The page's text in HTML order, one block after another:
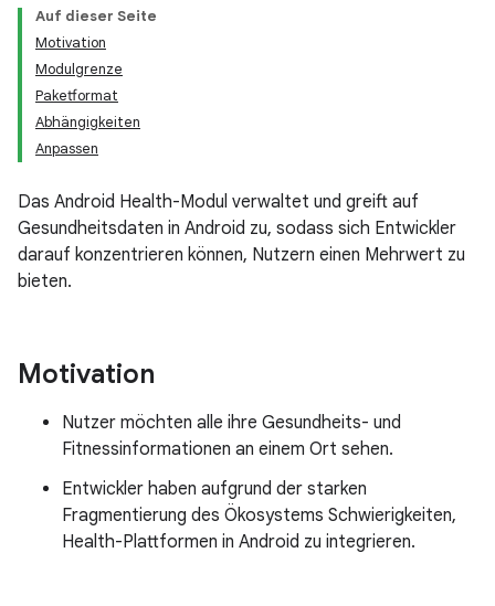
Auf dieser Seite
Motivation
Modulgrenze
Paketformat
Abhängigkeiten
Anpassen
Das Android Health-Modul verwaltet und greift auf
Gesundheitsdaten in Android zu, sodass sich Entwickler
darauf konzentrieren können, Nutzern einen Mehrwert zu
bieten.
Motivation
Nutzer möchten alle ihre Gesundheits- und
Fitnessinformationen an einem Ort sehen.
Entwickler haben aufgrund der starken
Fragmentierung des Ökosystems Schwierigkeiten,
Health-Plattformen in Android zu integrieren.